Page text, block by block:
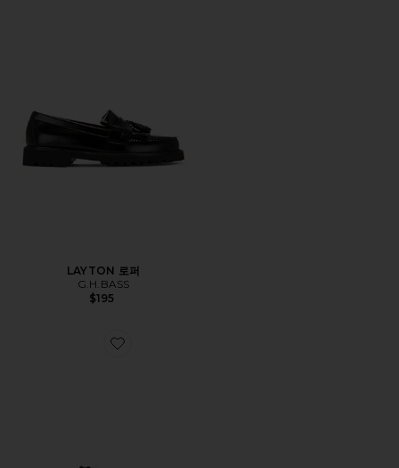
LAYTON 로퍼
G.H.BASS
$195
Favorite SANTOS 스니커즈